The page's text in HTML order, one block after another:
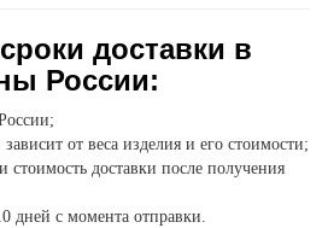
доставки в
России:
от веса изделия и его стоимости;
стоимость доставки после получения
дней с момента отправки.